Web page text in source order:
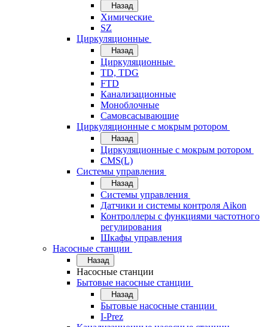
Назад
Химические
SZ
Циркуляционные
Назад
Циркуляционные
TD, TDG
FTD
Канализационные
Моноблочные
Самовсасывающие
Циркуляционные с мокрым ротором
Назад
Циркуляционные с мокрым ротором
CMS(L)
Системы управления
Назад
Системы управления
Датчики и системы контроля Aikon
Контроллеры с функциями частотного
регулирования
Шкафы управления
Насосные станции
Назад
Насосные станции
Бытовые насосные станции
Назад
Бытовые насосные станции
I-Prez